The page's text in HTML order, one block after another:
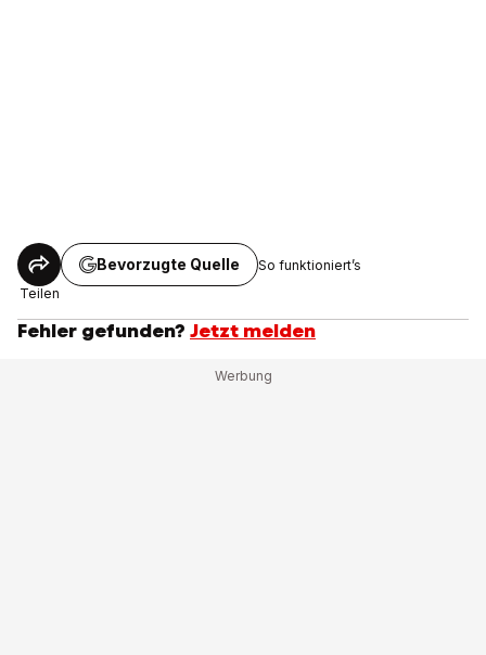
Teilen
Bevorzugte Quelle So funktioniert’s
Fehler gefunden? Jetzt melden